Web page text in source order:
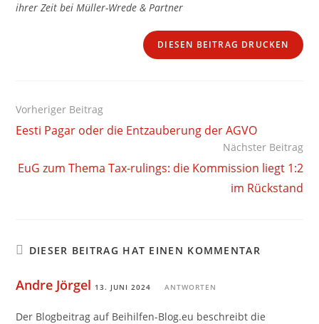
ihrer Zeit bei Müller-Wrede & Partner
DIESEN BEITRAG DRUCKEN
Weitere
ansehen
Vorheriger Beitrag
Eesti Pagar oder die Entzauberung der AGVO
Nächster Beitrag
EuG zum Thema Tax-rulings: die Kommission liegt 1:2
im Rückstand
DIESER BEITRAG HAT EINEN KOMMENTAR
Andre Jörgel 13. JUNI 2024 ANTWORTEN
Der Blogbeitrag auf Beihilfen-Blog.eu beschreibt die